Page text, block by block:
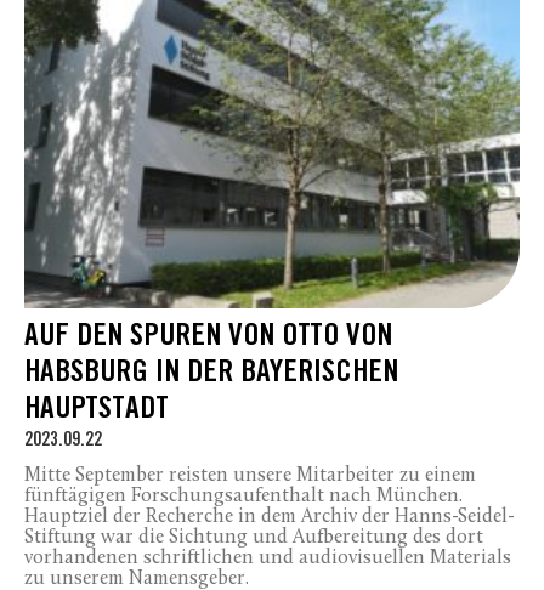
AUF DEN SPUREN VON OTTO VON
HABSBURG IN DER BAYERISCHEN
HAUPTSTADT
2023.09.22
Mitte September reisten unsere Mitarbeiter zu einem
fünftägigen Forschungsaufenthalt nach München.
Hauptziel der Recherche in dem Archiv der Hanns-Seidel-
Stiftung war die Sichtung und Aufbereitung des dort
vorhandenen schriftlichen und audiovisuellen Materials
zu unserem Namensgeber.